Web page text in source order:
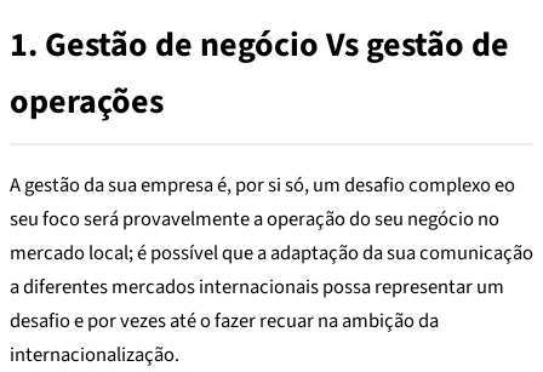
1. Gestão de negócioVsgestão de
operações
A gestão da sua empresa é, por si só, um desafio complexo eo
seu foco será provavelmente a operação do seu negócio no
mercado local; é possível que a adaptação da sua comunicação
a diferentes mercados internacionais possa representar um
desafio e por vezes até o fazer recuar na ambição da
internacionalização.